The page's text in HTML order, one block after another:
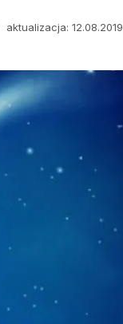
aktualizacja: 12.08.2019